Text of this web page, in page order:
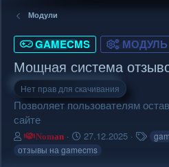
Модули
GAMECMS МОДУЛЬ
Мощная система
Нет прав для скачивания
Позволяет пользователям
сайте
А
в
Noman
Д
а
27.12.2025
Т
отзывы на gamecms